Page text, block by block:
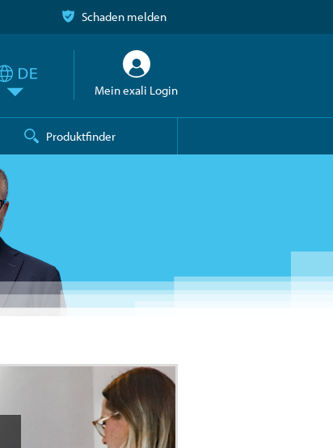
Schaden melden
Mein exali Login
Produktfinder